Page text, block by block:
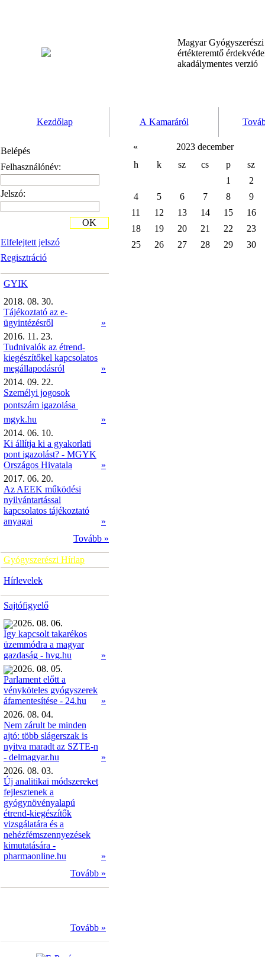
Magyar
értékteremtő
akadálymentes verzió
Kezdőlap A Kamaráról
Belépés
Felhasználónév:
Jelszó:
Elfelejtett jelszó
Regisztráció
OK
GYIK
2018. 08. 30.
Tájékoztató az e-
ügyintézésről
»
2016. 11. 23.
Tudnivalók az étrend-
kiegészítőkel kapcsolatos
megállapodásról
»
2014. 09. 22.
Személyi jogosok
pontszám igazolása 
mgyk.hu
»
2014. 06. 10.
Ki állítja ki a gyakorlati
pont igazolást? - MGYK
Országos Hivatala
»
2017. 06. 20.
Az AEEK működési
nyilvántartással
kapcsolatos tájékoztató
anyagai
»
Tovább »
Gyógyszerészi Hírlap
Hírlevelek
Sajtófigyelő
2026. 08. 06.
Így kapcsolt takarékos
üzemmódra a magyar
gazdaság - hvg.hu
»
2026. 08. 05.
Parlament előtt a
vényköteles gyógyszerek
áfamentesítése - 24.hu
»
2026. 08. 04.
Nem zárult be minden
ajtó: több slágerszak is
nyitva maradt az SZTE-n
- delmagyar.hu
»
2026. 08. 03.
Új analitikai módszereket
fejlesztenek a
gyógynövényalapú
étrend-kiegészítők
vizsgálatára és a
nehézfémszennyezések
kimutatására -
pharmaonline.hu
»
Tovább »
Tovább »
«
2023 december
h
k sz cs p
sz
1
2
4
5 6 7 8
9
11
12 13 14 15
16
18
19 20 21 22
23
25
26 27 28 29 30